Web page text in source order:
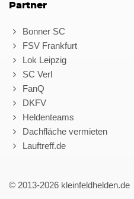
Partner
Bonner SC
FSV Frankfurt
Lok Leipzig
SC Verl
FanQ
DKFV
Heldenteams
Dachfläche vermieten
Lauftreff.de
© 2013-2026 kleinfeldhelden.de